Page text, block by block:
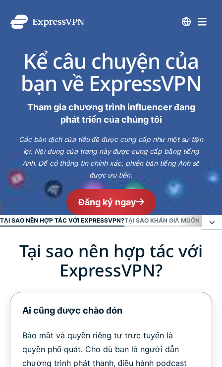
Kể câu chuyện của
bạn về ExpressVPN
Tham gia chương trình influencer đang
phát triển của chúng tôi
Các bản dịch của tiêu đề được cung cấp như một sự tiện
lợi. Nội dung của trang này được cung cấp bằng tiếng
Anh. Để có thông tin chính xác, phiên bản tiếng Anh sẽ
được ưu tiên.
Đăng ký ngay
TẠI SAO NÊN HỢP TÁC VỚI EXPRESSVPN?TẠI SAO KHÁN GIẢ MUỐN TÌM
Tại sao nên hợp tác với ExpressVPN?
Tại sao khán giả muốn tìm hiểu về ExpressVPN
Bạn đã sẵn sàng hợp tác với ExpressVPN chưa?
Tại sao nên hợp tác với
ExpressVPN?
Ai cũng được chào đón
Bảo mật và quyền riêng tư trực tuyến là
quyền phổ quát. Cho dù bạn là người dẫn
chương trình phát thanh, điều hành podcast